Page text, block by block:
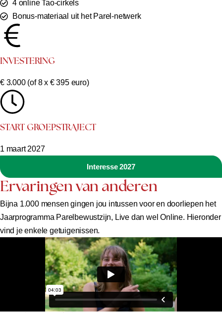
4 online Tao-cirkels
Bonus-materiaal uit het Parel-netwerk
INVESTERING
€ 3.000 (of 8 x € 395 euro)
START GROEPSTRAJECT
1 maart 2027
Interesse 2027
Ervaringen van anderen
Bijna 1.000 mensen gingen jou intussen voor en doorliepen het
Jaarprogramma Parelbewustzijn, Live dan wel Online. Hieronder
vind je enkele getuigenissen.